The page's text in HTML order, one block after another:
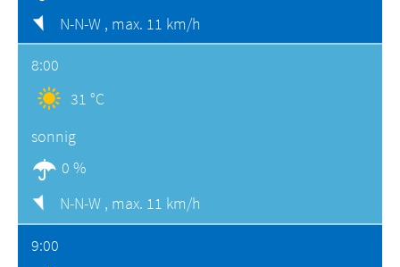
N-N-W , max. 11 km/h
8:00
31 °C
sonnig
0 %
N-N-W , max. 11 km/h
9:00